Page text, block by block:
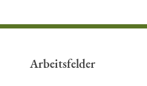
Arbeitsfelder